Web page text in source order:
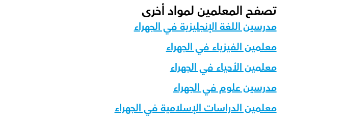
تصفح المعلمين لمواد أخرى
مدرسين اللغة الإنجليزية في الجهراء
معلمين الفيزياء في الجهراء
معلمين الأحياء في الجهراء
مدرسين علوم في الجهراء
معلمين الدراسات الإسلامية في الجهراء